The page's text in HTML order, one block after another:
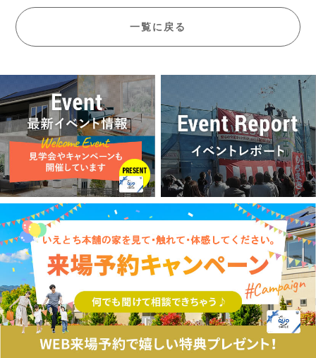
した。1-2. なぜ住宅業界で使われるの？現在ではメー
トル法が一般的ですが、住宅の広さについてはいまだに
「坪」で表示されるのが主流です。その理由は主に以下
の3つです：体感に近い：日本人にとって、坪＝畳2枚
産の広告や住宅展示場では、「30坪の家」など坪単位
の表現が定着しており、業界全体で共通の言語として扱
われている。坪単価の算出に便利：建物価格を「1坪あ
たりいくら」で表現することで、広さとコストのバラン
スを比較しやすくなる。ただし、「坪」は日本独自の単
位であり、国際的には通用しないため、最近では「㎡
（平方メートル）」表記も併記されることが増えていま
す。2. 1坪の広さを体感で理解するには2-1. 坪・平米・
帖・畳の違いとは？住宅の広さを表す単位には、「坪」
「平方メートル（㎡）」「帖（じょう）」「畳（たた
み）」など複数あります。似ているようで微妙に違うた
め、混乱しがちです。以下に代表的な単位の関係をまと
めます。1坪 ＝ 約3.31㎡（平方メートル）1坪 ＝ 畳2枚
分（関東間基準：約0.9m × 1.8mの畳）1帖（1畳）＝ 約
1.65㎡（※畳の大きさにより変動）ただし、畳の大きさ
は地域や建物の種類によって微妙に異なります（例：京
間、江戸間、本間など）。そのため「帖」や「畳」はあ
くまで体感を示す目安として理解するのが良いでしょ
う。ちなみに、住宅の間取り表示では「6帖の洋室」や
「LDK15帖」のように表現されることが多く、これも坪
の理解に役立ちます（例：15帖 ≒ 7.5坪）。2-2. 1坪は
どのくらいの空間か感覚でつかむ数字ではなかなかイメ
ージしづらい1坪ですが、実際の生活空間に置き換える
と想像しやすくなります。1坪 ≒ 押入れ1間分（幅約
180cm × 奥行180cm）1坪 ≒ 大人2人が横並びに立って
ちょうど収まる広さ0.5坪 ≒ トイレ1室分くらいのスペ
ースまた、「4.5帖の和室」＝「約2.25坪」、「8帖のリ
ことです。どんなにウールで包まれた暖かい服を着込ん
でいても風が服の中に入ってきてしまっては全然体は温
かくなりません。それに代わって風が服の中に入ってこ
なければ当然体は温まってきます。家も一緒でどんなに
てください。昔の木造住宅は隙間がたくさんあり隙間風
がよく入りました。冬場は隙間風が入って寒いという経
験はないでしょうか。このような隙間風が入る家は気密
性の低い家ですので快適性は落ちます。快適に生活して
いくためには外部からの影響を受けにくくするために気
密性を高めることがとても重要になります。 住宅の気
密性が悪いとどうなるの？ 気密性が悪いということ
は、家に隙間が多くあり、外気が室内に入り込みやすく
なります。外気が入ることで室温は安定性を失いますの
で、夏場や冬場の極端な熱がそのまま部屋にも反映され
てしまいますので、夏は暑く、冬は寒い部屋になってし
まいます。これは断熱性も関わってきますが、気密性の
低さは室内の熱が外に逃げてしまいやすいため、冷暖房
の効率も下がってしまいます。冷暖房効率が悪いとその
分エアコンのエネルギー負担が大きくなるため電気代が
高くついてしまい経済的によくありません。また、温度
の変化は内外の温度差を生じ、結露の発生や体への負担
も大きくなります。特に注意しておきたいのがヒートシ
ョックです。ヒートショックを起こす主な原因は温度差
です。暖かい部屋から寒い部屋に移動したり、その逆の
移動をしたりすると、血管の伸縮が起こり血圧は変動し
ます。血圧が高くなったり、低くなったりすると、心筋
梗塞や脳梗塞、めまい、ふらつきなどを起こす恐れがあ
りますので、温度差は思っているよりも体への負担が大
きくなります。高齢者や疾患を持っている方は特に負担
が大きいですので、温度変化の少ない室内環境にするこ
とが重要です。 住宅の気密性が必要な理由とは 快適に
宅との違いは何？5 まとめ スマートハウスとは？ 現在
はIT技術の進化によりスマートホンやAIなどたくさんの
機器が私たちの生活を快適かつ便利にしてくれていま
す。IT技術は普段利用する交通機関や医療、農業、自動
います。スマートハウスは近年日本にかぎらずアメリカ
でも市場拡大が起こっており、スマートハウスに重要と
なるHEMS（ヘムス）を日本政府は2030年までに全世
帯に設置することを目指しています。スマートハウスの
重要なポイントが創エネ、畜エネ、省エネの3つのエネ
ルギーです。この3つのエネエルギーをHEMS（ヘム
ス）で管理する仕組みをとっているのがスマートハウス
になります。それでは次の見出しでスマートハウスの特
徴をご紹介していきます。 スマートハウスの特徴と
は？ スマートハウスのポイントは前述した創エネ、畜
エネ、省エネの3つのエネルギーです。創エネは太陽光
を利用して電気をつくり生活に必要な電力として自給で
きる仕組みです。太陽光発電でつくったエネルギーは蓄
電池に蓄えることが可能で、これが畜エネです。蓄電池
に電気を蓄え効率良く使うことで、電気会社から電気を
買う量が少なくなり電気料金の節約になります。そして
HEMSにより電気やガスの使用量、使う時間などが見え
る化となり、生活に必要なエネルギーの管理ができ、そ
れが省エネとなってCO2の削減へとつながります。ス
マートハウスはエネルギーの自給と電気やガスなどのエ
ネルギーをマネージメントできる仕組みを取り入れてい
るため、効率良くエネルギーが使えて、環境に配慮する
ことができる住宅となっています。 スマートハウスの
メリット・デメリット スマートハウスはメリットはも
ちろんデメリットもありますので、一つずつご紹介して
いきます。 メリット 【光熱費を抑えられる】太陽光発
一覧に戻る